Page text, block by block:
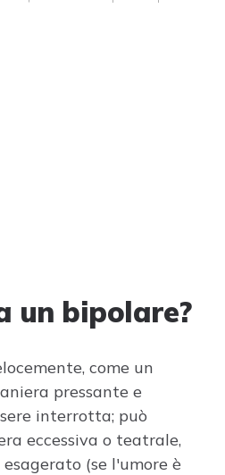
un bipolare?
come un
pressante e
interrotta; può
eccessiva o teatrale,
(se l'umore è